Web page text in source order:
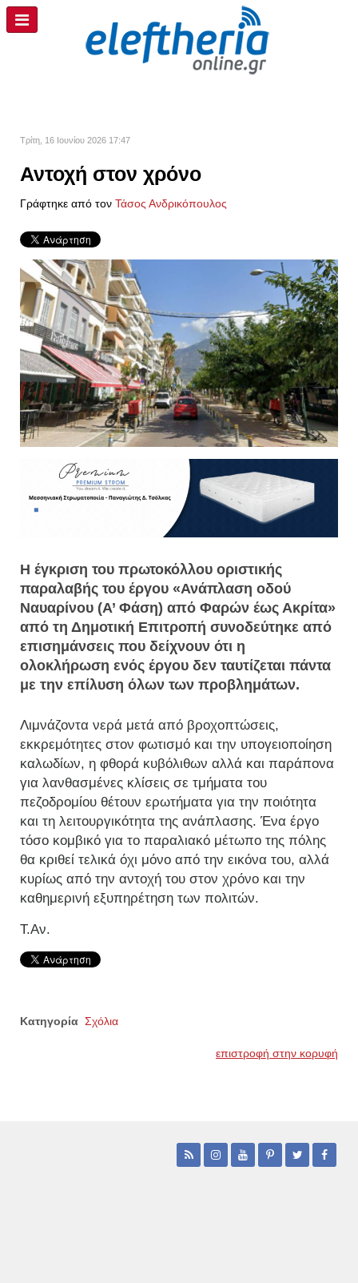
Τρίτη, 16 Ιουνίου 2026 17:47
Αντοχή στον χρόνο
Γράφτηκε από τον Τάσος Ανδρικόπουλος
Η έγκριση του πρωτοκόλλου οριστικής
παραλαβής του έργου «Ανάπλαση οδού
Ναυαρίνου (Α’ Φάση) από Φαρών έως Ακρίτα»
από τη Δημοτική Επιτροπή συνοδεύτηκε από
επισημάνσεις που δείχνουν ότι η
ολοκλήρωση ενός έργου δεν ταυτίζεται πάντα
με την επίλυση όλων των προβλημάτων.
Λιμνάζοντα νερά μετά από βροχοπτώσεις,
εκκρεμότητες στον φωτισμό και την υπογειοποίηση
καλωδίων, η φθορά κυβόλιθων αλλά και παράπονα
για λανθασμένες κλίσεις σε τμήματα του
πεζοδρομίου θέτουν ερωτήματα για την ποιότητα
και τη λειτουργικότητα της ανάπλασης. Ένα έργο
τόσο κομβικό για το παραλιακό μέτωπο της πόλης
θα κριθεί τελικά όχι μόνο από την εικόνα του, αλλά
κυρίως από την αντοχή του στον χρόνο και την
καθημερινή εξυπηρέτηση των πολιτών.
Τ.Αν.
Κατηγορία Σχόλια
επιστροφή στην κορυφή